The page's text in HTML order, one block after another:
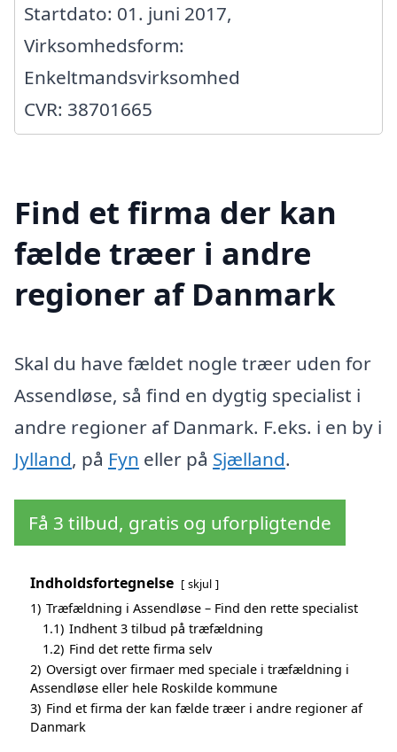
Startdato: 01. juni 2017,
Virksomhedsform:
Enkeltmandsvirksomhed
CVR: 38701665
Find et firma der kan
fælde træer i andre
regioner af Danmark
Skal du have fældet nogle træer uden for
Assendløse, så find en dygtig specialist i
andre regioner af Danmark. F.eks. i en by i
Jylland, på Fyn eller på Sjælland.
Få 3 tilbud, gratis og uforpligtende
Indholdsfortegnelse skjul
1) Træfældning i Assendløse – Find den rette specialist
1.1) Indhent 3 tilbud på træfældning
1.2) Find det rette firma selv
2) Oversigt over firmaer med speciale i træfældning i
Assendløse eller hele Roskilde kommune
3) Find et firma der kan fælde træer i andre regioner af
Danmark